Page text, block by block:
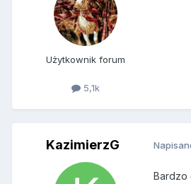
Użytkownik forum
5,1k
KazimierzG
Bardzo